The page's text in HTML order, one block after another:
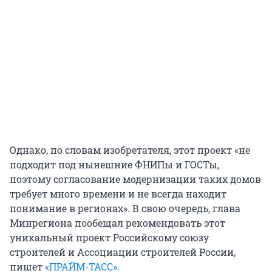
Однако, по словам изобретателя, этот проект «не
подходит под нынешние ФНИПы и ГОСТы,
поэтому согласование модернизации таких домов
требует много времени и не всегда находит
понимание в регионах». В свою очередь, глава
Минрегиона пообещал рекомендовать этот
уникальный проект Российскому союзу
строителей и Ассоциации строителей России,
пишет«ПРАЙМ-ТАСС».